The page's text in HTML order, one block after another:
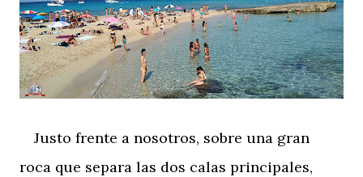
Justo frente a nosotros, sobre una gran
roca que separa las dos calas principales,